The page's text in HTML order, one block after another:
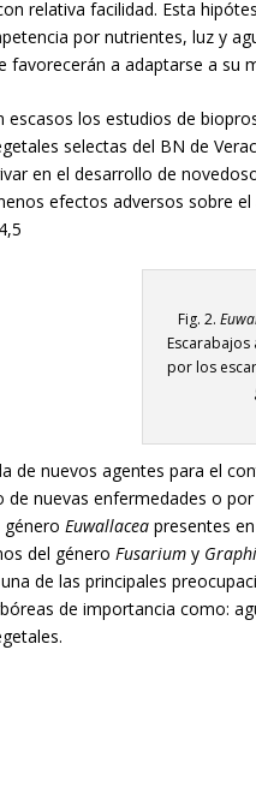
relativa facilidad. Esta
por nutrientes, luz y
favorecerán a adaptarse a su
escasos los estudios de
selectas del BN de
en el desarrollo de
efectos adversos sobre
4,5
Fig. 2.
por los
de nuevos agentes para el
de nuevas enfermedades o
géneroEuwallacea presentes
del géneroFusarium y
de las principales
de importancia como: